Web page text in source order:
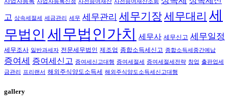
고 상속세절세 세금관리 세무 세무관리 세무기장세무대리 세
무법인 세무법인가치 세무사 세무신고 세무일정
세무조사 일반과세자 전문세무법인 제조업 종합소득세신고 종합소득세중간예납
증여세 증여세신고 증여세신고대행 증여세절세 증여세절세전략 창업 출판업세
금관리
프리랜서 해외주식양도소득세 해외주식양도소득세신고대행
gallery